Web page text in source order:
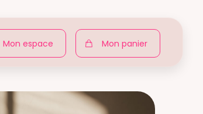
Mon espace Mon panier